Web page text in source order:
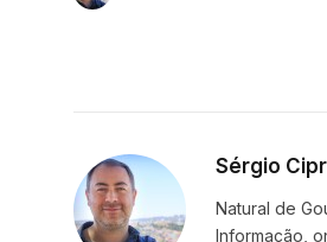
Sérgio
Natural de
Informação,